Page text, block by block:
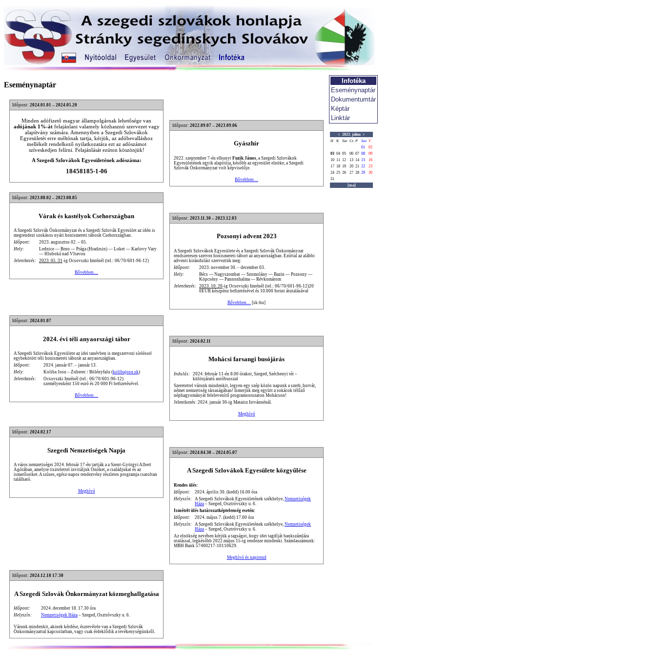
Eseménynaptár
Időpont: 2024.01.01 – 2024.05.20
Minden adófizető magyar állampolgárnak lehetősége van
adójának 1%-átfelajánlani valamely közhasznú szervezet vagy
alapítvány számára. Amennyiben a Szegedi Szlovákok
Egyesületét erre méltónak tartja, kérjük, az adóbevalláshoz
mellékelt rendelkező nyilatkozatára ezt az adószámot
szíveskedjen felírni. Felajánlását ezúton köszönjük!
A Szegedi Szlovákok Egyesületének adószáma:
18458185-1-06
Időpont: 2022.09.07 – 2023.09.06
Gyászhír
2022. szeptember 7-én elhunyt Fuzik János , a Szegedi Szlovákok
Egyesületének egyik alapítója, később az egyesület elnöke, a Szegedi
Szlovák Önkormányzat volt képviselője.
Bővebben…
Időpont: 2023.08.02 – 2023.08.05
Várak és kastélyok Csehországban
A Szegedi Szlovák Önkormányzat és a Szegedi Szlovák Egyesület az idén is
megrendezi szokásos nyári honismereti táborát Csehországban.
Időpont:
2023. augusztus 02. – 05.
Hely:
Lednice — Brno — Prága (Hradzsin) — Loket — Karlovy Vary
— Hluboká nad Vltavou
Jelentkezés: 2023. 05. 31-ig Ocsovszki Imrénél (tel.: 06/70/601-96-12)
Bővebben…
Időpont: 2023.11.30 – 2023.12.03
Pozsonyi advent 2023
A Szegedi Szlovákok Egyesülete és a Szegedi Szlovák Önkormányzat
rendszeresen szervez honismereti tábort az anyaországban. Ezúttal az alábbi
adventi kirándulást szerveztük meg:
Időpont:
2023. november 30. – december 03.
Hely:
Bécs — Nagyszombat — Szomolány — Bazin — Pozsony —
Köpcsény — Pannonhalma — Révkomárom
Jelentkezés: 2023. 10. 20-ig Ocsovszki Imrénél (tel.: 06/70/601-96-12)20
0EUR készpénz befizetésével és 10.000 forint átutalásával
Bővebben… [sk-hu]
Időpont: 2024.01.07
2024. évi téli anyaországi tábor
A Szegedi Szlovákok Egyesülete az idei tanévben is megszervezi síeléssel
egybekötött téli honismereti táborát az anyaországban.
Időpont:
2024. január 07. – január 13.
Hely:
Koliba Josu – Zuberec / Bölényfalu (kolibajosu.sk)
Jelentkezés:
Ocsovszki Imrénél (tel.: 06/70/601-96-12)
személyenként 150 euró és 20 000 Ft befizetésével.
Bővebben…
Időpont: 2024.02.11
Mohácsi farsangi busójárás
Indulás: 2024. február 11-én 8.00 órakor, Szeged, Széchenyi tér –
különjáratú autóbusszal
Szeretettel várunk mindenkit, legyen egy szép közös napunk a szerb, horvát,
német nemzetiség társaságában! Ismerjük meg együtt a sokácok télűző
néphagyományát felelevenítő programsorozaton Mohácson!
Jelentkezés: 2024. január 30-ig Mataisz Istvánnénál.
Meghívó
Időpont: 2024.02.17
Szegedi Nemzetiségek Napja
A város nemzetiségei 2024. február 17-én tartják a a Szent-Györgyi Albert
Agórában, amelyre tisztelettel invitáljuk Önöket, a családjukat és az
ismerőseiket. A színes, egész-napos rendezvény részletes programja csatoltan
található.
Meghívó
Időpont: 2024.04.30 – 2024.05.07
A Szegedi Szlovákok Egyesülete közgyűlése
Rendes ülés:
Időpont:
2024. április 30. (kedd) 16.00 óra
Helyszín:
A Szegedi Szlovákok Egyesületének székhelye, Nemzetiségek
Háza – Szeged, Osztróvszky u. 6.
Ismételt ülés határozatképtelenség esetén:
Időpont:
2024. május 7. (kedd) 17.00 óra
Helyszín:
A Szegedi Szlovákok Egyesületének székhelye, Nemzetiségek
Háza – Szeged, Osztróvszky u. 6.
Az elnökség nevében kérjük a tagságot, hogy idei tagdíját bankszámlára
utalással, legkésőbb 2022.május 15-ig rendezze mindenki. Számlaszámunk:
MBH Bank 57400217-10110629.
Meghívó és napirend
Időpont: 2024.12.18 17:30
A Szegedi Szlovák Önkormányzat közmeghallgatása
Időpont:
2024. december 18. 17.30 óra
Helyszín:
Nemzetiségek Háza – Szeged, Osztróvszky u. 6.
Várunk mindenkit, akinek kérdése, észrevétele van a Szegedi Szlovák
Önkormányzattal kapcsolatban, vagy csak érdeklődik a tevékenységünkről.
Infotéka
Eseménynaptár
Dokumentumtár
Képtár
Linktár
< 2023. július >
H
K Sze Cs P Szo V
01
02
03 04 05 06 07 08
09
10 11 12 13 14 15
16
17 18 19 20 21 22
23
24 25 26 27 28 29
30
31
[ma]